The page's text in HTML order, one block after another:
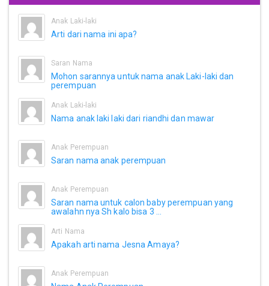
Anak Laki-laki
Arti dari nama ini apa?
Saran Nama
Mohon sarannya untuk nama anak Laki-laki dan
perempuan
Anak Laki-laki
Nama anak laki laki dari riandhi dan mawar
Anak Perempuan
Saran nama anak perempuan
Anak Perempuan
Saran nama untuk calon baby perempuan yang
awalahn nya Sh kalo bisa 3 ...
Arti Nama
Apakah arti nama Jesna Amaya?
Anak Perempuan